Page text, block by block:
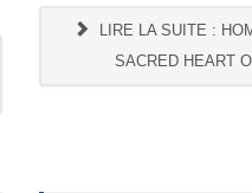
LIRE LA SUITE :
SACRED HEART